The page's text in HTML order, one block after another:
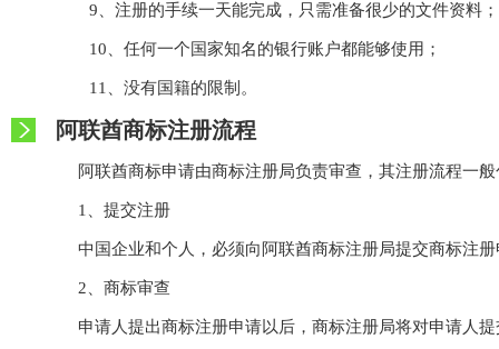
9、注册的手续一天能完成，只需准备很少的文件资料；
10、任何一个国家知名的银行账户都能够使用；
11、没有国籍的限制。
阿联酋商标注册流程
阿联酋商标申请由商标注册局负责审查，其注册流程一
1、提交注册
中国企业和个人，必须向阿联酋商标注册局提交商标注
2、商标审查
申请人提出商标注册申请以后，商标注册局将对申请人